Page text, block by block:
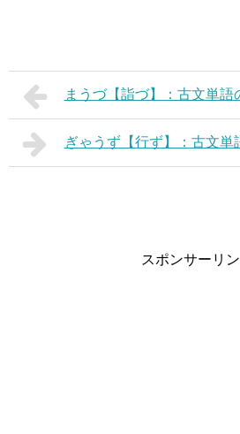
まうづ【詣づ】：古文単語
ぎゃうず【行ず】：古文単
スポンサーリ